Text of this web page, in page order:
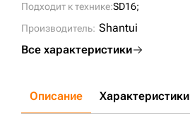
Подходит к технике:SD16;
Производитель: Shantui
Все характеристики
Описание Характеристики